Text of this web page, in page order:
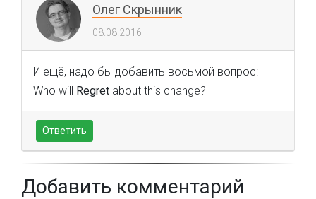
Олег Скрынник
08.08.2016
И ещё, надо бы добавить восьмой вопрос:
Who will Regret about this change?
Ответить
Добавить комментарий